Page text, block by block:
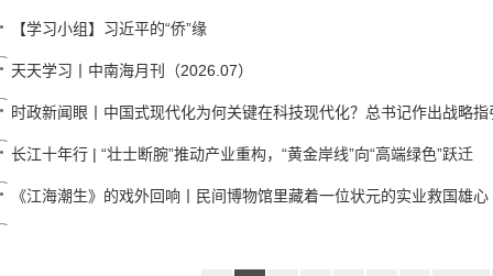
【学习小组】习近平的“侨”缘
天天学习丨中南海月刊（2026.07）
时政新闻眼丨中国式现代化为何关键在科技现代化？总书记作出战略指
长江十年行 | “壮士断腕”推动产业重构，“黄金岸线”向“高端绿色”跃迁
《江海潮生》的戏外回响丨民间博物馆里藏着一位状元的实业救国雄心